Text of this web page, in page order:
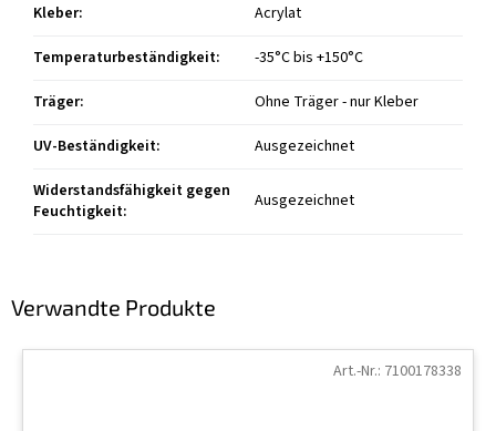
Verwandte Produkte
Art.-Nr.: 7100178338
Kleber:
Acrylat
Temperaturbeständigkeit:
-35°C bis +150°C
Träger:
Ohne Träger - nur Kleber
UV-Beständigkeit:
Ausgezeichnet
Widerstandsfähigkeit gegen
Feuchtigkeit: Ausgezeichnet